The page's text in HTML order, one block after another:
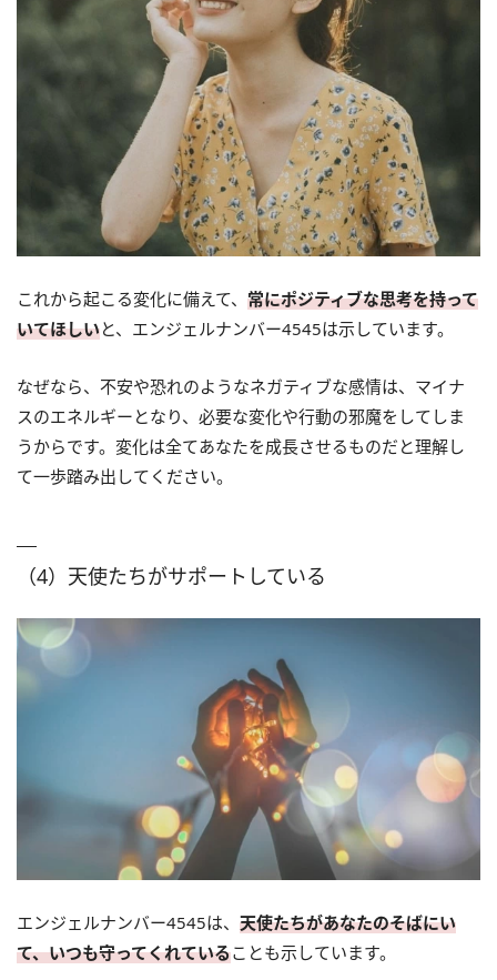
これから起こる変化に備えて、 常にポジティブな思考を持って
いてほしいと、エンジェルナンバー4545は示しています。
なぜなら、不安や恐れのようなネガティブな感情は、マイナ
スのエネルギーとなり、必要な変化や行動の邪魔をしてしま
うからです。変化は全てあなたを成長させるものだと理解し
て一歩踏み出してください。
（4）天使たちがサポートしている
エンジェルナンバー4545は、 天使たちがあなたのそばにい
て、いつも守ってくれていることも示しています。